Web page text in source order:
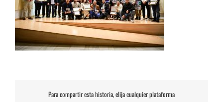
Para compartir esta historia, elija cualquier plataforma